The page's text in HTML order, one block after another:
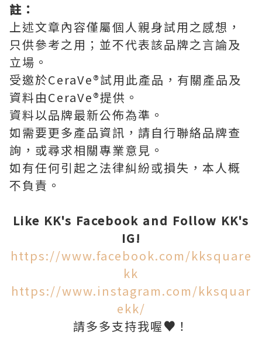
註：
上述文章內容僅屬個人親身試用之感想，
只供參考之用；並不代表該品牌之言論及
立場。
受邀於CeraVe®試用此產品，有關產品及
資料由CeraVe®提供。
資料以品牌最新公佈為準。
如需要更多產品資訊，請自行聯絡品牌查
詢，或尋求相關專業意見。
如有任何引起之法律糾紛或損失，本人概
不負責。
Like KK's Facebook and Follow KK's
IG!
https://www.facebook.com/kksquare
kk
https://www.instagram.com/kksquar
ekk/
請多多支持我喔♥ ！